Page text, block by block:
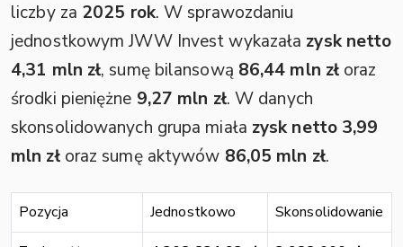
liczby za 2025 rok. W sprawozdaniu
jednostkowym JWW Invest wykazała zysk netto
4,31 mln zł, sumę bilansową 86,44 mln zł oraz
środki pieniężne 9,27 mln zł. W danych
skonsolidowanych grupa miała zysk netto 3,99
mln złoraz sumę aktywów 86,05 mln zł.
Pozycja Jednostkowo
Skonsolidowanie